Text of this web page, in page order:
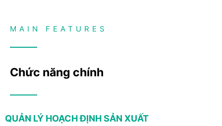
MAIN FEATURES
Chức năng chính
QUẢN LÝ HOẠCH ĐỊNH SẢN XUẤT